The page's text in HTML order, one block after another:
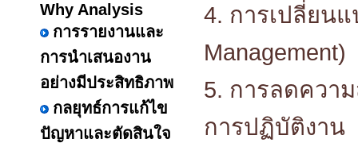
Why Analysis
การรายงานและ
การนำเสนองาน
อย่างมีประสิทธิภาพ
กลยุทธ์การแก้ไข
ปัญหาและตัดสินใจ
4. การเปลี่ยน
5. การลดควา
การปฏิบัติงาน